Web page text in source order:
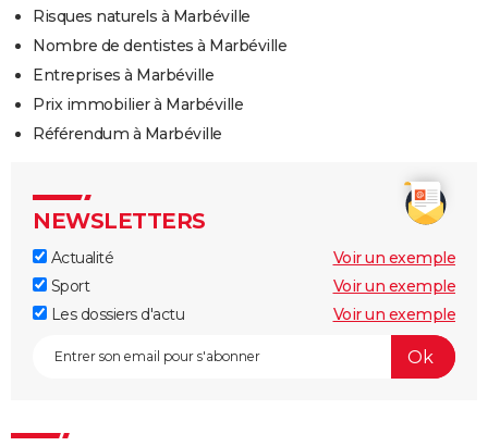
Risques naturels à Marbéville
Nombre de dentistes à Marbéville
Entreprises à Marbéville
Prix immobilier à Marbéville
Référendum à Marbéville
NEWSLETTERS
Actualité
Voir un exemple
Sport
Voir un exemple
Les dossiers d'actu
Voir un exemple